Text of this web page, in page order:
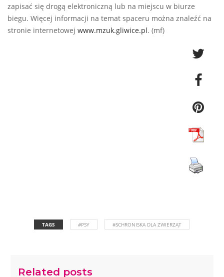
zapisać się drogą elektroniczną lub na miejscu w biurze
biegu. Więcej informacji na temat spaceru można znaleźć na
stronie internetowej www.mzuk.gliwice.pl. (mf)
TAGS #PSY #SCHRONISKA DLA ZWIERZĄT
Related posts